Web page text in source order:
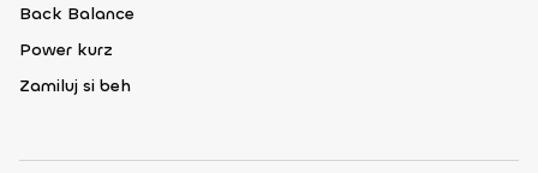
Back Balance
Power kurz
Zamiluj si beh